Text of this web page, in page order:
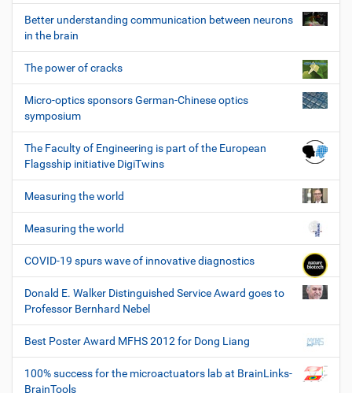
Better understanding communication between neurons
in the brain
The power of cracks
Micro-optics sponsors German-Chinese optics
symposium
The Faculty of Engineering is part of the European
Flagsship initiative DigiTwins
Measuring the world
Measuring the world
COVID-19 spurs wave of innovative diagnostics
Donald E. Walker Distinguished Service Award goes to
Professor Bernhard Nebel
Best Poster Award MFHS 2012 for Dong Liang
100% success for the microactuators lab at BrainLinks-
BrainTools